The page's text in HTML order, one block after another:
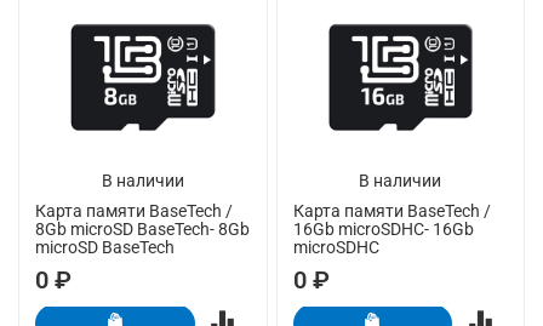
В наличии
Карта памяти BaseTech /
8Gb microSD BaseTech- 8Gb
microSD BaseTech
0 ₽
В наличии
Карта памяти BaseTech /
16Gb microSDHC- 16Gb
microSDHC
0 ₽